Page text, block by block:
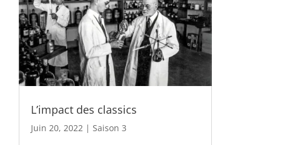
L’impact des classics
Juin 20, 2022| Saison 3